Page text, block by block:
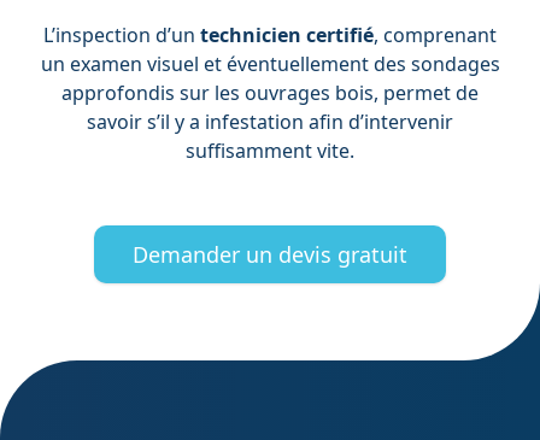
L’inspection d’un technicien certifié, comprenant
un examen visuel et éventuellement des sondages
approfondis sur les ouvrages bois, permet de
savoir s’il y a infestation afin d’intervenir
suffisamment vite.
Demander un devis gratuit